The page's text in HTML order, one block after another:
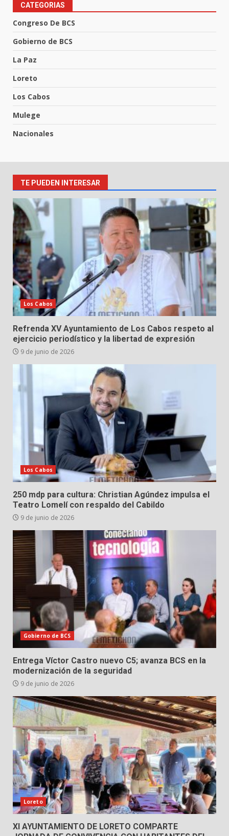
CATEGORIAS
Congreso De BCS
Gobierno de BCS
La Paz
Loreto
Los Cabos
Mulege
Nacionales
TE PUEDEN INTERESAR
Los Cabos
Refrenda XV Ayuntamiento de Los Cabos respeto al
ejercicio periodístico y la libertad de expresión
9 de junio de 2026
Los Cabos
250 mdp para cultura: Christian Agúndez impulsa el
Teatro Lomelí con respaldo del Cabildo
9 de junio de 2026
Gobierno de BCS
Entrega Víctor Castro nuevo C5; avanza BCS en la
modernización de la seguridad
9 de junio de 2026
Loreto
XI AYUNTAMIENTO DE LORETO COMPARTE